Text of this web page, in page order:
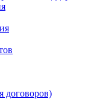
договоров)